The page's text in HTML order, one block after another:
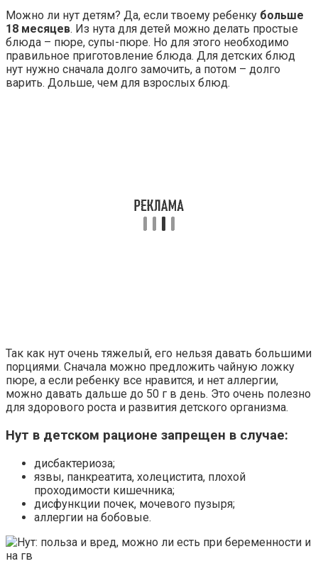
Можно ли нут детям? Да, если твоему ребенку больше
18 месяцев. Из нута для детей можно делать простые
блюда – пюре, супы-пюре. Но для этого необходимо
правильное приготовление блюда. Для детских блюд
нут нужно сначала долго замочить, а потом – долго
варить. Дольше, чем для взрослых блюд.
Так как нут очень тяжелый, его нельзя давать большими
порциями. Сначала можно предложить чайную ложку
пюре, а если ребенку все нравится, и нет аллергии,
можно давать дальше до 50 г в день. Это очень полезно
для здорового роста и развития детского организма.
Нут в детском рационе запрещен в случае:
дисбактериоза;
язвы, панкреатита, холецистита, плохой
проходимости кишечника;
дисфункции почек, мочевого пузыря;
аллергии на бобовые.